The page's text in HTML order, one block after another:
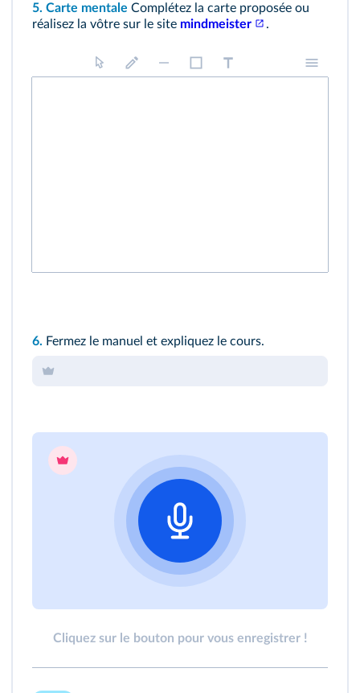
5. Carte mentale Complétez la carte proposée ou
réalisez la vôtre sur le site mindmeister .
6. Fermez le manuel et expliquez le cours.
Cliquez sur le bouton pour vous enregistrer !